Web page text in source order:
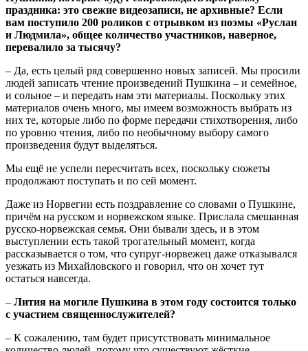
праздника: это свежие видеозаписи, не архивные? Если
вам поступило 200 роликов с отрывком из поэмы «Руслан
и Людмила», общее количество участников, наверное,
перевалило за тысячу?
– Да, есть целый ряд совершенно новых записей. Мы просили
людей записать чтение произведений Пушкина – и семейное,
и сольное – и передать нам эти материалы. Поскольку этих
материалов очень много, мы имеем возможность выбрать из
них те, которые либо по форме передачи стихотворения, либо
по уровню чтения, либо по необычному выбору самого
произведения будут выделяться.
Мы ещё не успели пересчитать всех, поскольку сюжеты
продолжают поступать и по сей момент.
Даже из Норвегии есть поздравление со словами о Пушкине,
причём на русском и норвежском языке. Прислала смешанная
русско-норвежская семья. Они бывали здесь, и в этом
выступлении есть такой трогательный момент, когда
рассказывается о том, что супруг-норвежец даже отказывался
уезжать из Михайловского и говорил, что он хочет тут
остаться навсегда.
– Лития на могиле Пушкина в этом году состоится только
с участием священнослужителей?
– К сожалению, там будет присутствовать минимальное